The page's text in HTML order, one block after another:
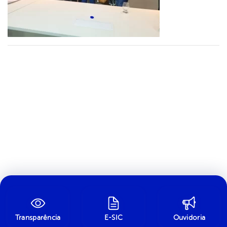
Transparência E-SIC Ouvidoria